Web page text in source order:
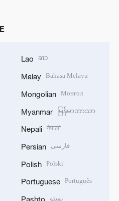
Lao ລາວ
Malay Bahasa Melayu
Mongolian Монгол
Myanmar မြန်မာဘာသာ
Nepali नेपाली
Persian فارسی
Polish Polski
Portuguese Português
Pashto پښتو